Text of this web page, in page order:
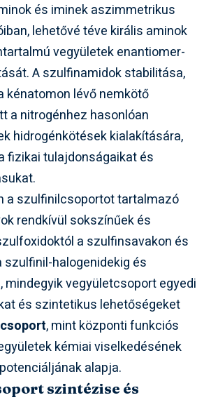
és iminek aszimmetrikus
lehetővé téve királis aminok
vegyületek enantiomer-
A szulfinamidok stabilitása,
kénatomon lévő nemkötő
a nitrogénhez hasonlóan
hidrogénkötések kialakítására,
fizikai tulajdonságaikat és
a szulfinilcsoportot tartalmazó
rendkívül sokszínűek és
a szulfinsavakon és
szulfinil-halogenidekig és
mindegyik vegyületcsoport egyedi
és szintetikus lehetőségeket
, mint központi funkciós
kémiai viselkedésének
alapja.
szintézise és